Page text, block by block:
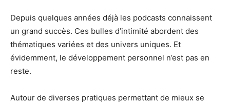
Depuis quelques années déjà les podcasts connaissent
un grand succès. Ces bulles d’intimité abordent des
thématiques variées et des univers uniques. Et
évidemment, le développement personnel n’est pas en
reste.
Autour de diverses pratiques permettant de mieux se